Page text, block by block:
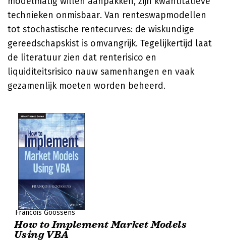
technieken onmisbaar. Van renteswapmodellen
tot stochastische rentecurves: de wiskundige
gereedschapskist is omvangrijk. Tegelijkertijd laat
de literatuur zien dat renterisico en
liquiditeitsrisico nauw samenhangen en vaak
gezamenlijk moeten worden beheerd.
Francois Goossens
How to Implement Market Models
Using VBA